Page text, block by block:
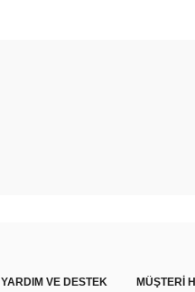
YARDIM VE DESTEK
MÜŞTERİ